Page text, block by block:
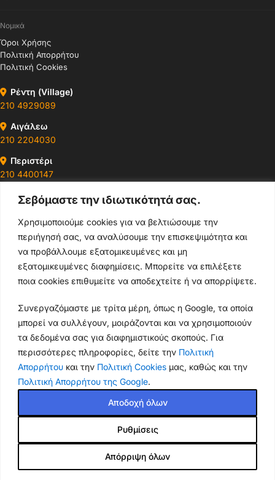
Σεβόμαστε την ιδιωτικότητά σας.
Χρησιμοποιούμε cookies για να βελτιώσουμε την
περιήγησή σας, να αναλύσουμε την επισκεψιμότητα και
να προβάλλουμε εξατομικευμένες και μη
εξατομικευμένες διαφημίσεις. Μπορείτε να επιλέξετε
ποια cookies επιθυμείτε να αποδεχτείτε ή να απορρίψετε.
Συνεργαζόμαστε με τρίτα μέρη, όπως η Google, τα οποία
μπορεί να συλλέγουν, μοιράζονται και να χρησιμοποιούν
τα δεδομένα σας για διαφημιστικούς σκοπούς. Για
περισσότερες πληροφορίες, δείτε την Πολιτική
Απορρήτου και την Πολιτική Cookies μας, καθώς και την
Πολιτική Απορρήτου της Google.
Ρυθμίσεις
Απόρριψη όλων
Αποδοχή όλων
Νομικά
Όροι Χρήσης
Πολιτική Απορρήτου
Πολιτική Cookies
Ρέντη (Village)
210 4929089
Αιγάλεω
210 2204030
Περιστέρι
210 4400147
Ωράρια & Διευθύνσεις →
210 4929089
Κεντρικό τηλέφωνο
info@thikishop.gr
Δευ - Σάβ: 10:00 - 21:00
ΔΩΡΕΑΝ ΑΠΟΣΤΟΛΗ
για παραγγελίες άνω των 35€
Copyright 2025 Powered by ThikiShop.
Cart
My account
80%
Θήκη
Samsung
M31
Series
11.40€
€
Τιμή
Σε
απόθεμα